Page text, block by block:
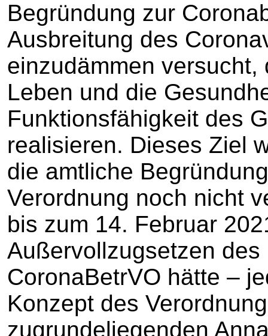
Begründung zur
Ausbreitung des
einzudämmen
Leben und die
Funktionsfähigkeit des
realisieren. Dieses Ziel
die amtliche
Verordnung noch nicht
bis zum 14. Februar
Außervollzugsetzen des
CoronaBetrVO hätte –
Konzept des
zugrundeliegenden